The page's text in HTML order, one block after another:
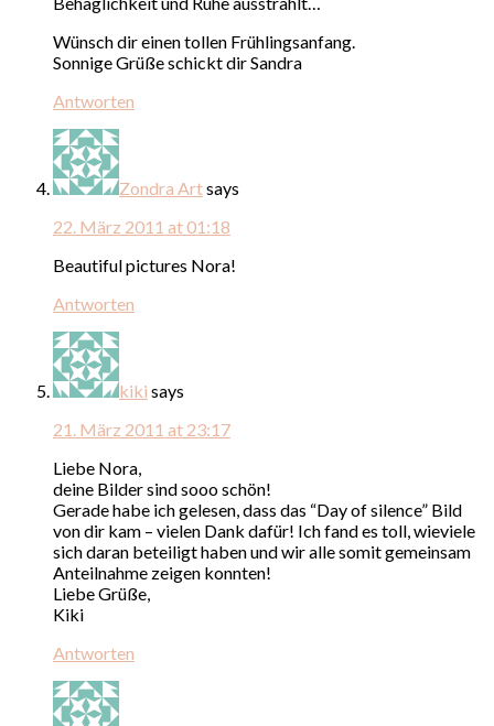
Wünsch dir einen tollen Frühlingsanfang.
Sonnige Grüße schickt dir Sandra
Antworten
Zondra Artsays
22. März 2011 at 01:18
Beautiful pictures Nora!
Antworten
kiki says
21. März 2011 at 23:17
Liebe Nora,
deine Bilder sind sooo schön!
Gerade habe ich gelesen, dass das “Day of silence” Bild
von dir kam – vielen Dank dafür! Ich fand es toll, wieviele
sich daran beteiligt haben und wir alle somit gemeinsam
Anteilnahme zeigen konnten!
Liebe Grüße,
Kiki
Antworten